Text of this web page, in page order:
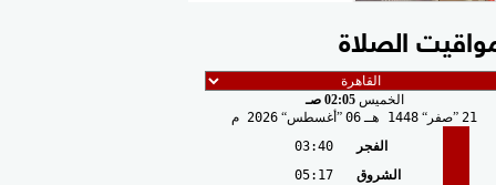
الصلاة
الخميس02:05 صـ
21 صفر 1448 هـ 06 أغسطس 2026 م
الفجر
03:40
الشروق
05:17